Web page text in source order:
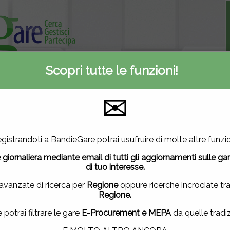
Informativa privacy
utilizza cookie di terze parti per migliorare la tua esperienza
vuoi saperne di piùclicca qui.
questa finestra, scorrendo questa pagina, cliccando su
la navigazione in altra maniera, acconsenti all'uso dei
NON ACCETTO
Scopri tutte le funzioni!
✉
a BandieGare potrai usufruire di molte altre
giornaliera mediante email di tutti gli aggiornamenti sulle
di tuo interesse.
di ricerca per Regioneoppure ricerche incrociate tra
Regione.
potrai filtrare le gare E-Procurement e MEPAda quelle
Contattaci
3083
Mercato elettronico
628
Nuove gare